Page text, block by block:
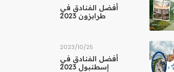
أفضل الفنادق في
طرابزون 2023
25‏/10‏/2023
أفضل الفنادق في
إسطنبول 2023